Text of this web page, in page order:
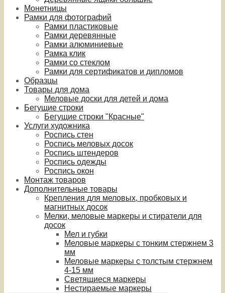
Монетницы
Рамки для фотографий
Рамки пластиковые
Рамки деревянные
Рамки алюминиевые
Рамка клик
Рамки со стеклом
Рамки для сертификатов и дипломов
Образцы
Товары для дома
Меловые доски для детей и дома
Бегущие строки
Бегущие строки "Красные"
Услуги художника
Роспись стен
Роспись меловых досок
Роспись штендеров
Роспись одежды
Роспись окон
Монтаж товаров
Дополнительные товары
Крепления для меловых, пробковых и
магнитных досок
Мелки, меловые маркеры и стиратели для
досок
Мел и губки
Меловые маркеры с тонким стержнем 3
мм
Меловые маркеры с толстым стержнем
4-15 мм
Светящиеся маркеры
Нестираемые маркеры